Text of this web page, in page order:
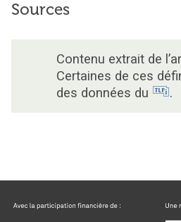
Sources
Contenu extrait de
Certaines de ces
des données du
.